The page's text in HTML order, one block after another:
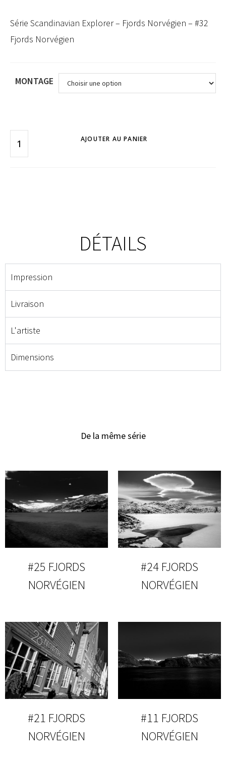
Série Scandinavian Explorer – Fjords Norvégien – #32
Fjords Norvégien
MONTAGE
AJOUTER AU PANIER
DÉTAILS
Impression
Livraison
L'artiste
Dimensions
De la même série
#25 FJORDS
NORVÉGIEN
#24 FJORDS
NORVÉGIEN
#21 FJORDS
NORVÉGIEN
#11 FJORDS
NORVÉGIEN